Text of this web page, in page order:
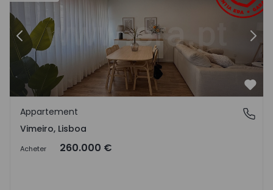
Précédent
Vimeiro, Lisboa
Appartement
Vimeiro, Lisboa
Acheter 260.000 €